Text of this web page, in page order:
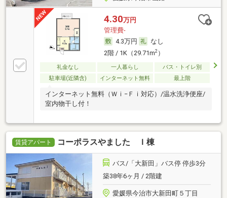
4.30万円
管理費-
4.3万円
なし
2階 / 1K（29.71m2）
礼金なし 一人暮らし
バス・トイレ別
駐車場(近隣含)
インターネット無料 最上階
インターネット無料（Ｗｉ−Ｆｉ対応）/温水洗浄便座/
室内物干し付！
賃貸アパート コーポラスやました Ｉ棟
バス/「大新田」バス停 停歩3分
築38年6ヶ月 / 2階建
愛媛県今治市大新田町５丁目